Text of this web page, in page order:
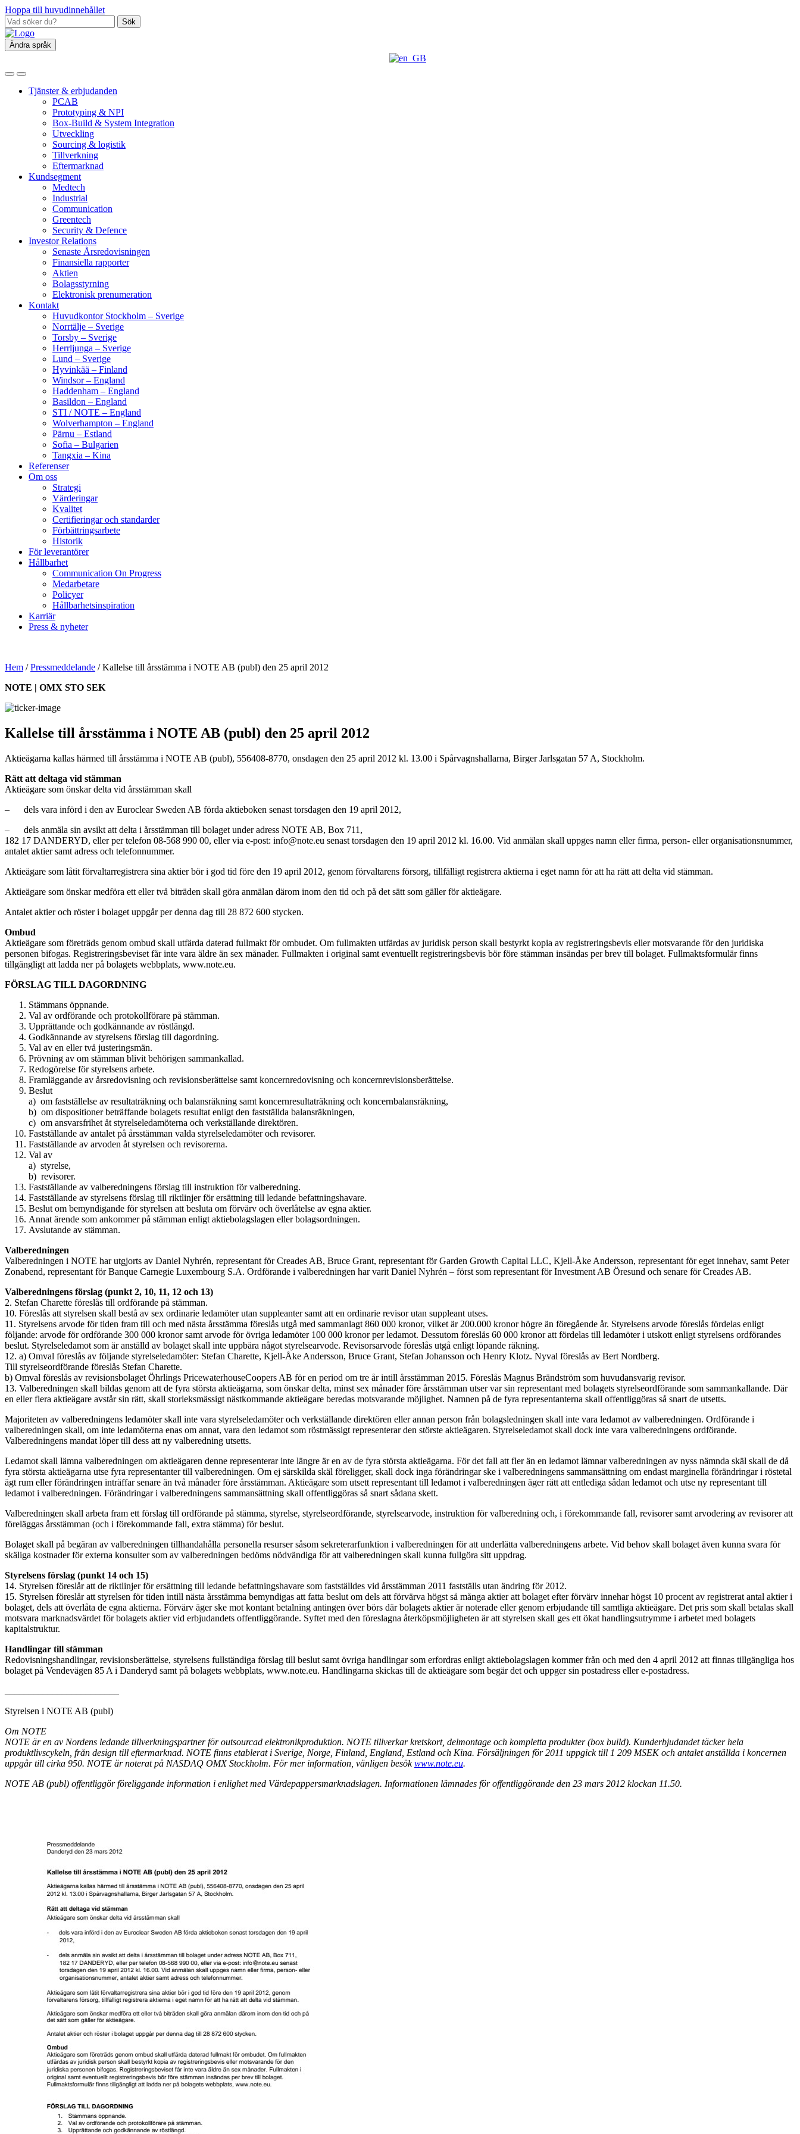
Hoppa till huvudinnehållet
Sök
Ändra språk
Tjänster & erbjudanden
PCAB
Prototyping & NPI
Box‑Build & System Integration
Utveckling
Sourcing & logistik
Tillverkning
Eftermarknad
Kundsegment
Medtech
Industrial
Communication
Greentech
Security & Defence
Investor Relations
Senaste Årsredovisningen
Finansiella rapporter
Aktien
Bolagsstyrning
Elektronisk prenumeration
Kontakt
Huvudkontor Stockholm – Sverige
Norrtälje – Sverige
Torsby – Sverige
Herrljunga – Sverige
Lund – Sverige
Hyvinkää – Finland
Windsor – England
Haddenham – England
Basildon – England
STI / NOTE – England
Wolverhampton – England
Pärnu – Estland
Sofia – Bulgarien
Tangxia – Kina
Referenser
Om oss
Strategi
Värderingar
Kvalitet
Certifieringar och standarder
Förbättringsarbete
Historik
För leverantörer
Hållbarhet
Communication On Progress
Medarbetare
Policyer
Hållbarhetsinspiration
Karriär
Press & nyheter
Hem /Pressmeddelande /Kallelse till årsstämma i NOTE AB (publ) den 25 april 2012
NOTE | OMX STO SEK
Kallelse till årsstämma i NOTE AB (publ) den 25 april 2012
Aktieägarna kallas härmed till årsstämma i NOTE AB (publ), 556408-8770, onsdagen den 25 april 2012 kl. 13.00 i Spårvagnshallarna, Birger Jarlsgatan 57 A, Stockholm.
Rätt att deltaga vid stämman
Aktieägare som önskar delta vid årsstämman skall
– dels vara införd i den av Euroclear Sweden AB förda aktieboken senast torsdagen den 19 april 2012,
– dels anmäla sin avsikt att delta i årsstämman till bolaget under adress NOTE AB, Box 711,
182 17 DANDERYD, eller per telefon 08-568 990 00, eller via e-post: info@note.eu senast torsdagen den 19 april 2012 kl. 16.00. Vid anmälan skall uppges namn eller firma, person- eller organisationsnummer,
antalet aktier samt adress och telefonnummer.
Aktieägare som låtit förvaltarregistrera sina aktier bör i god tid före den 19 april 2012, genom förvaltarens försorg, tillfälligt registrera aktierna i eget namn för att ha rätt att delta vid stämman.
Aktieägare som önskar medföra ett eller två biträden skall göra anmälan därom inom den tid och på det sätt som gäller för aktieägare.
Antalet aktier och röster i bolaget uppgår per denna dag till 28 872 600 stycken.
Ombud
Aktieägare som företräds genom ombud skall utfärda daterad fullmakt för ombudet. Om fullmakten utfärdas av juridisk person skall bestyrkt kopia av registreringsbevis eller motsvarande för den juridiska
personen bifogas. Registreringsbeviset får inte vara äldre än sex månader. Fullmakten i original samt eventuellt registreringsbevis bör före stämman insändas per brev till bolaget. Fullmaktsformulär finns
tillgängligt att ladda ner på bolagets webbplats, www.note.eu.
FÖRSLAG TILL DAGORDNING
Stämmans öppnande.
Val av ordförande och protokollförare på stämman.
Upprättande och godkännande av röstlängd.
Godkännande av styrelsens förslag till dagordning.
Val av en eller två justeringsmän.
Prövning av om stämman blivit behörigen sammankallad.
Redogörelse för styrelsens arbete.
Framläggande av årsredovisning och revisionsberättelse samt koncernredovisning och koncernrevisionsberättelse.
Beslut
a) om fastställelse av resultaträkning och balansräkning samt koncernresultaträkning och koncernbalansräkning,
b) om dispositioner beträffande bolagets resultat enligt den fastställda balansräkningen,
c) om ansvarsfrihet åt styrelseledamöterna och verkställande direktören.
Fastställande av antalet på årsstämman valda styrelseledamöter och revisorer.
Fastställande av arvoden åt styrelsen och revisorerna.
Val av
a) styrelse,
b) revisorer.
Fastställande av valberedningens förslag till instruktion för valberedning.
Fastställande av styrelsens förslag till riktlinjer för ersättning till ledande befattningshavare.
Beslut om bemyndigande för styrelsen att besluta om förvärv och överlåtelse av egna aktier.
Annat ärende som ankommer på stämman enligt aktiebolagslagen eller bolagsordningen.
Avslutande av stämman.
Valberedningen
Valberedningen i NOTE har utgjorts av Daniel Nyhrén, representant för Creades AB, Bruce Grant, representant för Garden Growth Capital LLC, Kjell-Åke Andersson, representant för eget innehav, samt Peter
Zonabend, representant för Banque Carnegie Luxembourg S.A. Ordförande i valberedningen har varit Daniel Nyhrén – först som representant för Investment AB Öresund och senare för Creades AB.
Valberedningens förslag (punkt 2, 10, 11, 12 och 13)
2. Stefan Charette föreslås till ordförande på stämman.
10. Föreslås att styrelsen skall bestå av sex ordinarie ledamöter utan suppleanter samt att en ordinarie revisor utan suppleant utses.
11. Styrelsens arvode för tiden fram till och med nästa årsstämma föreslås utgå med sammanlagt 860 000 kronor, vilket är 200.000 kronor högre än föregående år. Styrelsens arvode föreslås fördelas enligt
följande: arvode för ordförande 300 000 kronor samt arvode för övriga ledamöter 100 000 kronor per ledamot. Dessutom föreslås 60 000 kronor att fördelas till ledamöter i utskott enligt styrelsens ordförandes
beslut. Styrelseledamot som är anställd av bolaget skall inte uppbära något styrelsearvode. Revisorsarvode föreslås utgå enligt löpande räkning.
12. a) Omval föreslås av följande styrelseledamöter: Stefan Charette, Kjell-Åke Andersson, Bruce Grant, Stefan Johansson och Henry Klotz. Nyval föreslås av Bert Nordberg.
Till styrelseordförande föreslås Stefan Charette.
b) Omval föreslås av revisionsbolaget Öhrlings PricewaterhouseCoopers AB för en period om tre år intill årsstämman 2015. Föreslås Magnus Brändström som huvudansvarig revisor.
13. Valberedningen skall bildas genom att de fyra största aktieägarna, som önskar delta, minst sex månader före årsstämman utser var sin representant med bolagets styrelseordförande som sammankallande. Där
en eller flera aktieägare avstår sin rätt, skall storleksmässigt nästkommande aktieägare beredas motsvarande möjlighet. Namnen på de fyra representanterna skall offentliggöras så snart de utsetts.
Majoriteten av valberedningens ledamöter skall inte vara styrelseledamöter och verkställande direktören eller annan person från bolagsledningen skall inte vara ledamot av valberedningen. Ordförande i
valberedningen skall, om inte ledamöterna enas om annat, vara den ledamot som röstmässigt representerar den störste aktieägaren. Styrelseledamot skall dock inte vara valberedningens ordförande.
Valberedningens mandat löper till dess att ny valberedning utsetts.
Ledamot skall lämna valberedningen om aktieägaren denne representerar inte längre är en av de fyra största aktieägarna. För det fall att fler än en ledamot lämnar valberedningen av nyss nämnda skäl skall de då
fyra största aktieägarna utse fyra representanter till valberedningen. Om ej särskilda skäl föreligger, skall dock inga förändringar ske i valberedningens sammansättning om endast marginella förändringar i röstetal
ägt rum eller förändringen inträffar senare än två månader före årsstämman. Aktieägare som utsett representant till ledamot i valberedningen äger rätt att entlediga sådan ledamot och utse ny representant till
ledamot i valberedningen. Förändringar i valberedningens sammansättning skall offentliggöras så snart sådana skett.
Valberedningen skall arbeta fram ett förslag till ordförande på stämma, styrelse, styrelseordförande, styrelsearvode, instruktion för valberedning och, i förekommande fall, revisorer samt arvodering av revisorer att
föreläggas årsstämman (och i förekommande fall, extra stämma) för beslut.
Bolaget skall på begäran av valberedningen tillhandahålla personella resurser såsom sekreterarfunktion i valberedningen för att underlätta valberedningens arbete. Vid behov skall bolaget även kunna svara för
skäliga kostnader för externa konsulter som av valberedningen bedöms nödvändiga för att valberedningen skall kunna fullgöra sitt uppdrag.
Styrelsens förslag (punkt 14 och 15)
14. Styrelsen föreslår att de riktlinjer för ersättning till ledande befattningshavare som fastställdes vid årsstämman 2011 fastställs utan ändring för 2012.
15. Styrelsen föreslår att styrelsen för tiden intill nästa årsstämma bemyndigas att fatta beslut om dels att förvärva högst så många aktier att bolaget efter förvärv innehar högst 10 procent av registrerat antal aktier i
bolaget, dels att överlåta de egna aktierna. Förvärv äger ske mot kontant betalning antingen över börs där bolagets aktier är noterade eller genom erbjudande till samtliga aktieägare. Det pris som skall betalas skall
motsvara marknadsvärdet för bolagets aktier vid erbjudandets offentliggörande. Syftet med den föreslagna återköpsmöjligheten är att styrelsen skall ges ett ökat handlingsutrymme i arbetet med bolagets
kapitalstruktur.
Handlingar till stämman
Redovisningshandlingar, revisionsberättelse, styrelsens fullständiga förslag till beslut samt övriga handlingar som erfordras enligt aktiebolagslagen kommer från och med den 4 april 2012 att finnas tillgängliga hos
bolaget på Vendevägen 85 A i Danderyd samt på bolagets webbplats, www.note.eu. Handlingarna skickas till de aktieägare som begär det och uppger sin postadress eller e-postadress.
Styrelsen i NOTE AB (publ)
Om NOTE
NOTE är en av Nordens ledande tillverkningspartner för outsourcad elektronikproduktion. NOTE tillverkar kretskort, delmontage och kompletta produkter (box build). Kunderbjudandet täcker hela
produktlivscykeln, från design till eftermarknad. NOTE finns etablerat i Sverige, Norge, Finland, England, Estland och Kina. Försäljningen för 2011 uppgick till 1 209 MSEK och antalet anställda i koncernen
uppgår till cirka 950. NOTE är noterat på NASDAQ OMX Stockholm. För mer information, vänligen besökwww.note.eu.
NOTE AB (publ) offentliggör föreliggande information i enlighet med Värdepappersmarknadslagen. Informationen lämnades för offentliggörande den 23 mars 2012 klockan 11.50.